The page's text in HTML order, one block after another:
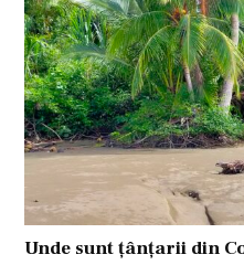
Unde sunt țânțarii din